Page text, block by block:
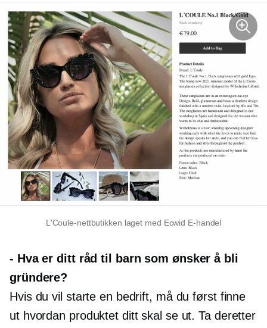
L'Coule-nettbutikken laget med Ecwid E-handel
- Hva er ditt råd til barn som ønsker å bli
gründere?
Hvis du vil starte en bedrift, må du først finne
ut hvordan produktet ditt skal se ut. Ta deretter